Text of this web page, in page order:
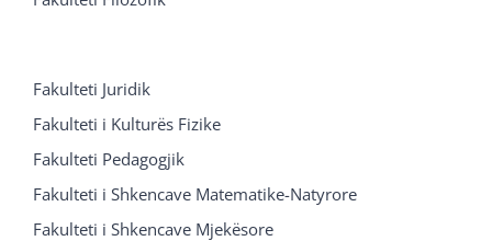
Fakulteti Juridik
Fakulteti i Kulturës Fizike
Fakulteti Pedagogjik
Fakulteti i Shkencave Matematike-Natyrore
Fakulteti i Shkencave Mjekësore